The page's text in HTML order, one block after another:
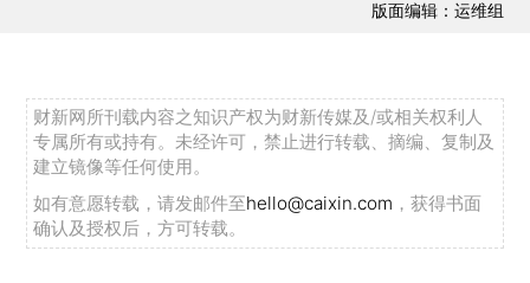
版面编辑：运维组
财新网所刊载内容之知识产权为财新传媒及/或相关权利人
专属所有或持有。未经许可，禁止进行转载、摘编、复制及
建立镜像等任何使用。
如有意愿转载，请发邮件至hello@caixin.com ，获得书面
确认及授权后，方可转载。